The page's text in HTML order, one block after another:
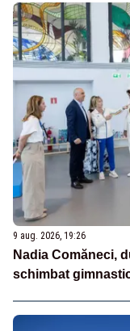
9 aug. 2026, 19:26
Nadia Comăneci,
schimbat